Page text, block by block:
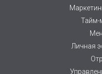
Тайм-
Личная